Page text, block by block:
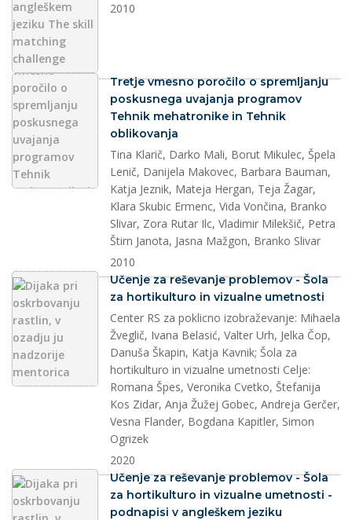
2010
dokument
Tretje vmesno poročilo o spremljanju
poskusnega uvajanja programov
Tehnik mehatronike in Tehnik
oblikovanja
Tina Klarič, Darko Mali, Borut Mikulec, Špela
Lenič, Danijela Makovec, Barbara Bauman,
Katja Jeznik, Mateja Hergan, Teja Žagar,
Klara Skubic Ermenc, Vida Vončina, Branko
Slivar, Zora Rutar Ilc, Vladimir Milekšič, Petra
Štirn Janota, Jasna Mažgon, Branko Slivar
2010
splet
Učenje za reševanje problemov - Šola
za hortikulturo in vizualne umetnosti
Center RS za poklicno izobraževanje: Mihaela
Žveglič, Ivana Belasić, Valter Urh, Jelka Čop,
Danuša Škapin, Katja Kavnik; Šola za
hortikulturo in vizualne umetnosti Celje:
Romana Špes, Veronika Cvetko, Štefanija
Kos Zidar, Anja Žužej Gobec, Andreja Gerčer,
Vesna Flander, Bogdana Kapitler, Simon
Ogrizek
2020
splet
Učenje za reševanje problemov - Šola
za hortikulturo in vizualne umetnosti -
podnapisi v angleškem jeziku